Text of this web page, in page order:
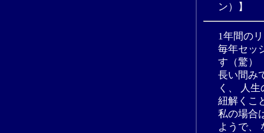
ン）】
1年間の
毎年セッ
す（驚）
長い間み
く、 人
紐解くこ
私の場合
ようで、